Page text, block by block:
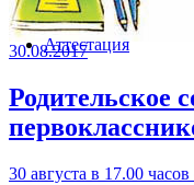
Аттестация
30.08.2017
Родительское
30 августа в 17.00